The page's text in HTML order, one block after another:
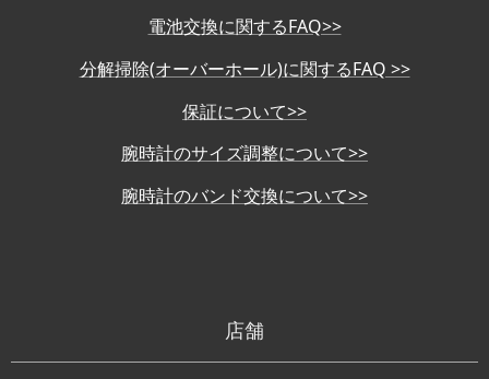
電池交換に関するFAQ>>
分解掃除(オーバーホール)に関するFAQ >>
保証について>>
腕時計のサイズ調整について>>
腕時計のバンド交換について>>
店舗